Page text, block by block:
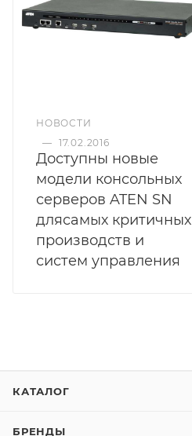
НОВОСТИ
— 17.02.2016
Доступны новые
модели консольных
серверов ATEN SN
длясамых критичных
производств и
систем управления
КАТАЛОГ
БРЕНДЫ